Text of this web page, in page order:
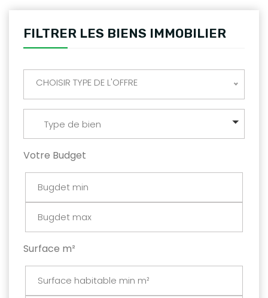
FILTRER LES BIENS IMMOBILIER
CHOISIR TYPE DE L'OFFRE
Type de bien
Votre Budget
Surface m²